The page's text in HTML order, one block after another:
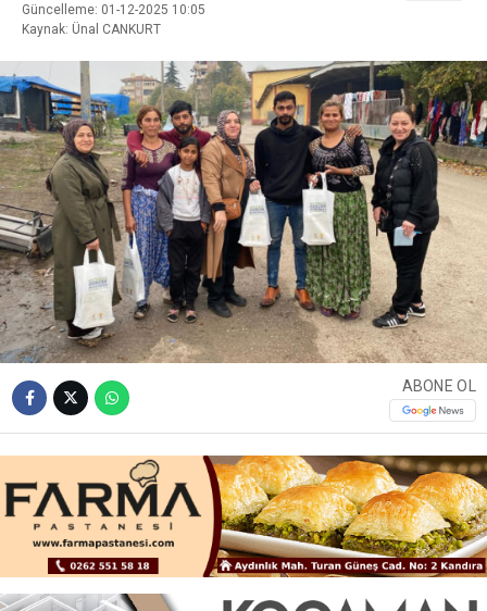
Güncelleme: 01-12-2025 10:05
Kaynak: Ünal CANKURT
ABONE OL